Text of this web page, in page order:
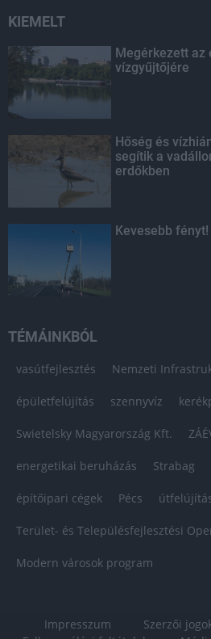
KIEMELT
Megérkezett az
vízgyűjtőjére
Hőség és
segítik a
erdőkben
Kevesebb fényt!
TÉMÁINKBÓL
vasútfejlesztés Nemzeti
épületfelújítás szennyvíz
Swietelsky Magyarország Kft.
energetikai beruházás Strabag
építőipari cégek Pécs
Terület- és Településfejlesztési
Modern városok program
Impresszum Szerzői